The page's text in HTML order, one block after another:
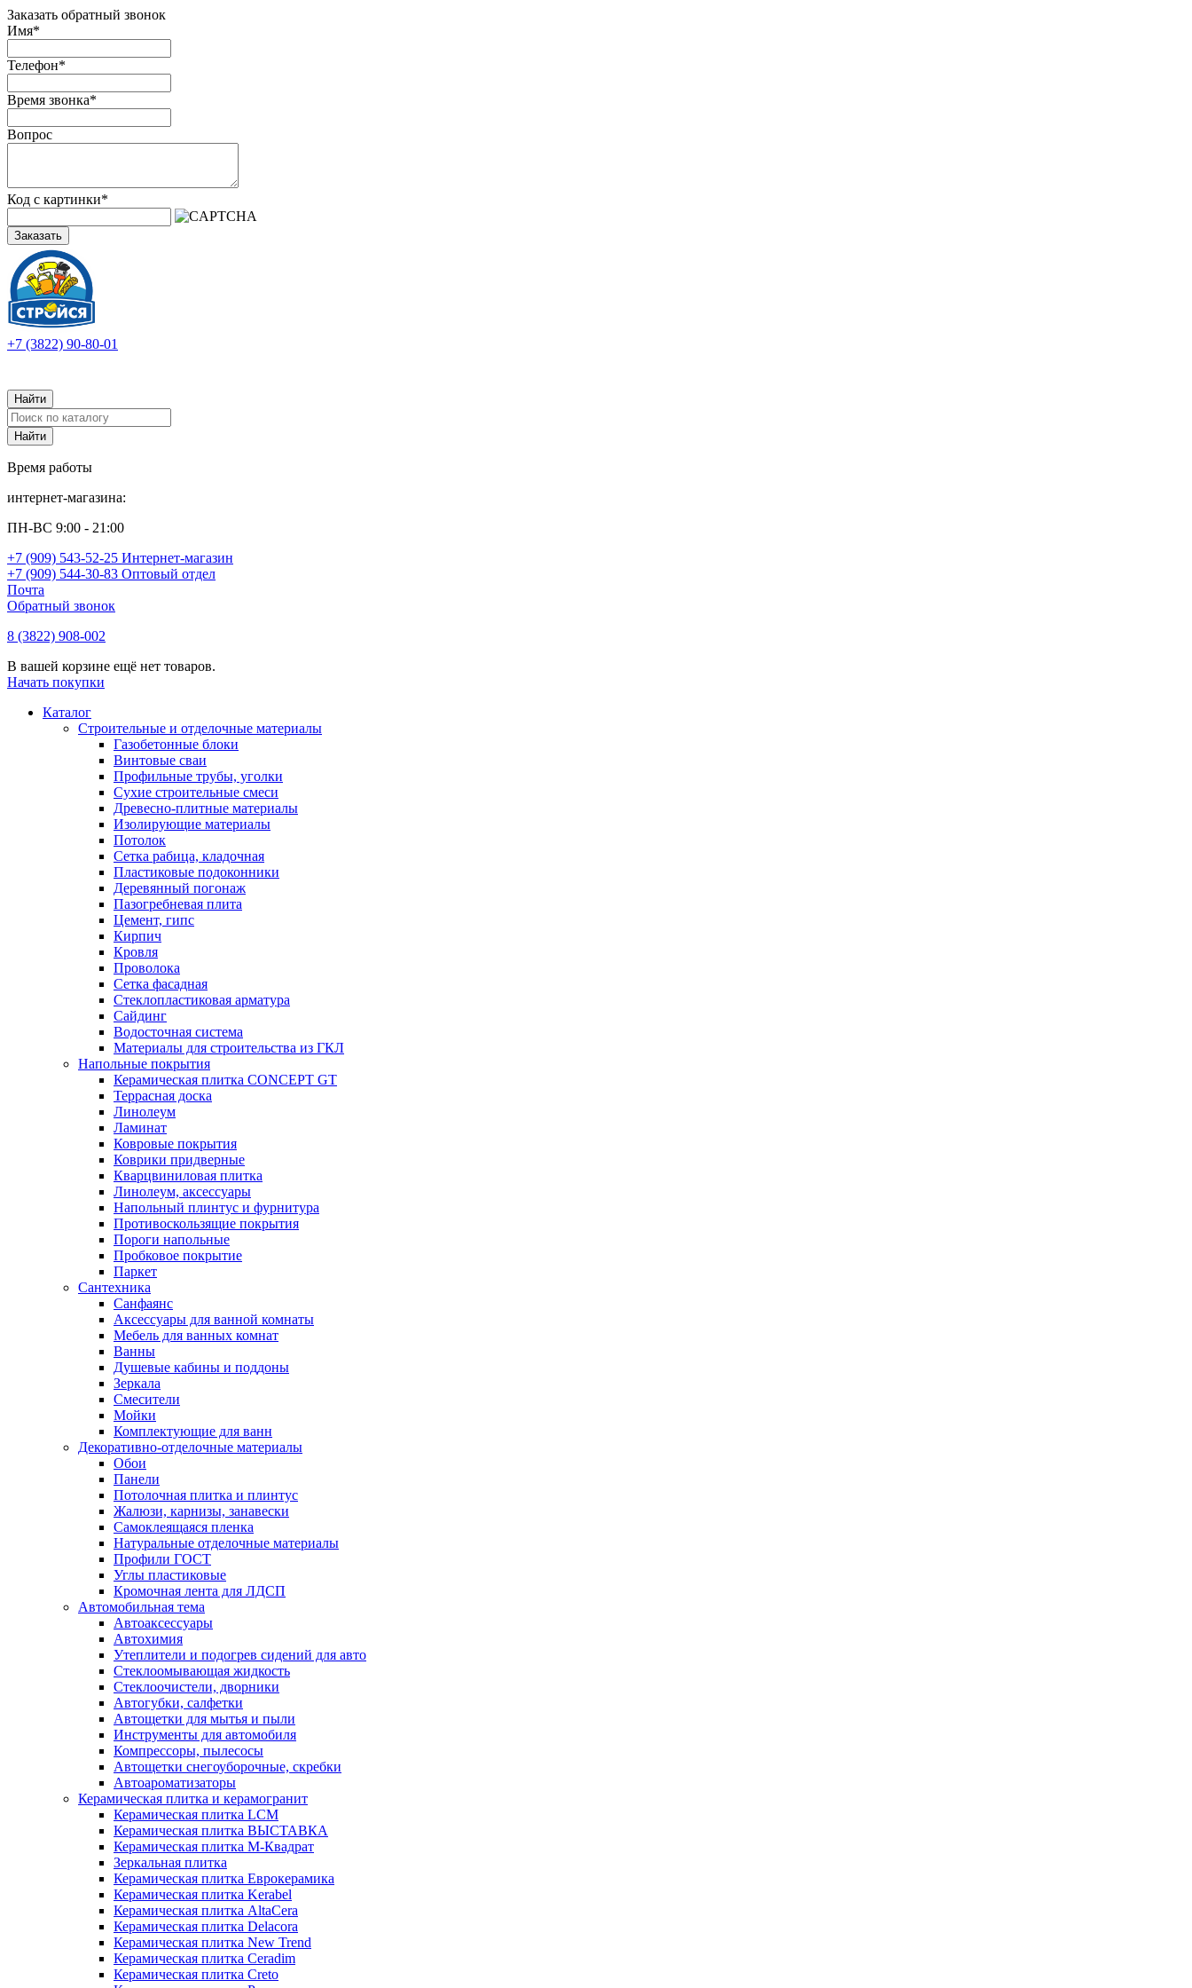
Заказать обратный звонок
Имя*
Телефон*
Время звонка*
Вопрос
Код с картинки*
Заказать
+7 (3822) 90-80-01
Время работы
интернет-магазина:
ПН-ВС 9:00 - 21:00
+7 (909) 543-52-25 Интернет-магазин
+7 (909) 544-30-83 Оптовый отдел
Почта
Обратный звонок
8 (3822) 908-002
В вашей корзине ещё нет товаров.
Начать покупки
Каталог
Строительные и отделочные материалы
Газобетонные блоки
Винтовые сваи
Профильные трубы, уголки
Сухие строительные смеси
Древесно-плитные материалы
Изолирующие материалы
Потолок
Сетка рабица, кладочная
Пластиковые подоконники
Деревянный погонаж
Пазогребневая плита
Цемент, гипс
Кирпич
Кровля
Проволока
Сетка фасадная
Стеклопластиковая арматура
Сайдинг
Водосточная система
Материалы для строительства из ГКЛ
Напольные покрытия
Керамическая плитка CONCEPT GT
Террасная доска
Линолеум
Ламинат
Ковровые покрытия
Коврики придверные
Кварцвиниловая плитка
Линолеум, аксессуары
Напольный плинтус и фурнитура
Противоскользящие покрытия
Пороги напольные
Пробковое покрытие
Паркет
Сантехника
Санфаянс
Аксессуары для ванной комнаты
Мебель для ванных комнат
Ванны
Душевые кабины и поддоны
Зеркала
Смесители
Мойки
Комплектующие для ванн
Декоративно-отделочные материалы
Обои
Панели
Потолочная плитка и плинтус
Жалюзи, карнизы, занавески
Самоклеящаяся пленка
Натуральные отделочные материалы
Профили ГОСТ
Углы пластиковые
Кромочная лента для ЛДСП
Автомобильная тема
Автоаксессуары
Автохимия
Утеплители и подогрев сидений для авто
Стеклоомывающая жидкость
Стеклоочистели, дворники
Автогубки, салфетки
Автощетки для мытья и пыли
Инструменты для автомобиля
Компрессоры, пылесосы
Автощетки снегоуборочные, скребки
Автоароматизаторы
Керамическая плитка и керамогранит
Керамическая плитка LCM
Керамическая плитка ВЫСТАВКА
Керамическая плитка М-Квадрат
Зеркальная плитка
Керамическая плитка Еврокерамика
Керамическая плитка Kerabel
Керамическая плитка AltaCera
Керамическая плитка Delacora
Керамическая плитка New Trend
Керамическая плитка Ceradim
Керамическая плитка Creto